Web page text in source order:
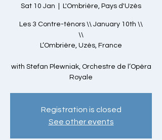
Sat 10 Jan L'Ombrière, Pays d'Uzès
Les 3 Contre-ténors \\ January 10th \\
\\
L’Ombrière, Uzès, France
with Stefan Plewniak, Orchestre de l’Opèra
Royale
Registration is closed
See other events